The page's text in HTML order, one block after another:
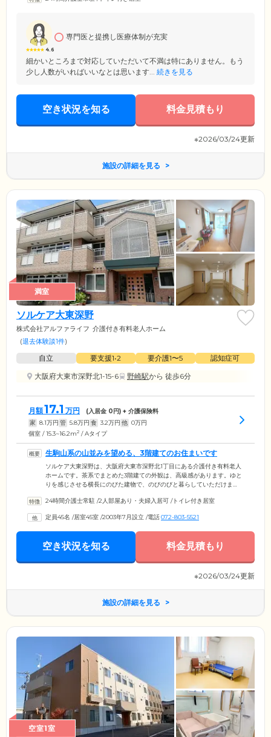
流いただける便利な環境で、自由に生活をお楽しみください。
4.6
専門医と提携し医療体制が充実
細かいところまで対応していただいて不満は特にありません。もう
少し人数がいればいいなとは思います... 続きを見る
空き状況を知る 料金見積もり
※2026/03/24更新
施設の詳細を見る
満室
ソルケア大東深野
株式会社アルファライフ 介護付き有料老人ホーム
(退去体験談1件)
自立 要支援1•2 要介護1〜5
認知症可
大阪府大東市深野北1-15-6
野崎駅から 徒歩6分
月額17.1 万円 (入居金 0円) + 介護保険料
家 8.1万円 管 5.8万円 食 3.2万円 他 0万円
個室 / 15.3~16.2m2 / Aタイプ
生駒山系の山並みを望める、3階建てのお住まいです
ソルケア大東深野は、大阪府大東市深野北1丁目にある介護付き有料老人
ホームです。茶系でまとめた3階建ての外観は、高級感があります。ゆと
りを感じさせる横長にのびた建物で、のびのびと暮らしていただけま
ターを設置し、自然に触れていただけるように工夫。見上げれば生駒山
す。館内には、ご入居者様の居室を個室でご用意。お部屋には緊急時用
のナースコースを設置しており、スタッフも24時間体制でサポートして
24時間介護士常駐 /2人部屋あり・夫婦入居可 /トイレ付き居室
定員45名 /居室45室 /2003年7月設立 /電話072-803-5521
空き状況を知る 料金見積もり
※2026/03/24更新
施設の詳細を見る
空室1室